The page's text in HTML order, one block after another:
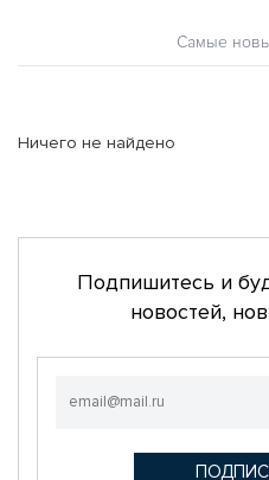
Самые
Ничего не найдено
Подпишитесь и
новостей,